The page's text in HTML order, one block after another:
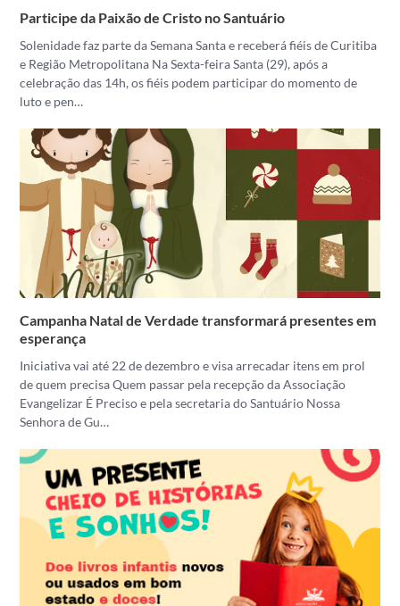
Participe da Paixão de Cristo no Santuário
Solenidade faz parte da Semana Santa e receberá fiéis de Curitiba
e Região Metropolitana Na Sexta-feira Santa (29), após a
celebração das 14h, os fiéis podem participar do momento de
luto e pen…
Campanha Natal de Verdade transformará presentes em
esperança
Iniciativa vai até 22 de dezembro e visa arrecadar itens em prol
de quem precisa Quem passar pela recepção da Associação
Evangelizar É Preciso e pela secretaria do Santuário Nossa
Senhora de Gu…